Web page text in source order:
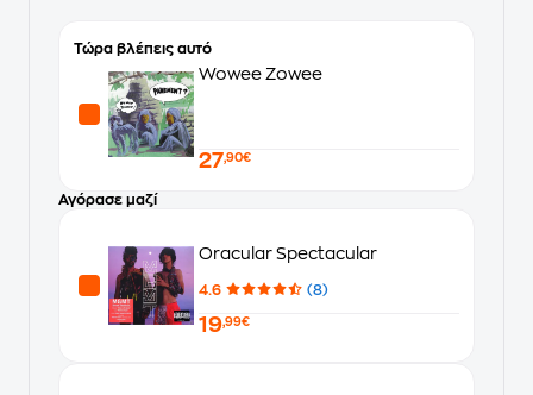
Τώρα βλέπεις αυτό
Wowee Zowee
27,90€
Αγόρασε μαζί
Oracular Spectacular
4.6 (8)
19,99€